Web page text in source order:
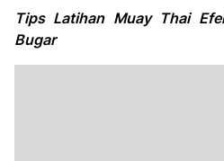
Tips Latihan Muay Thai
Bugar